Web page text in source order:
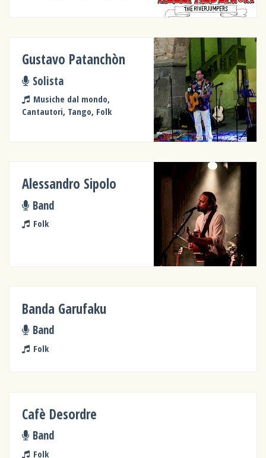
Gustavo Patanchòn
Solista
Musiche dal mondo,
Cantautori, Tango, Folk
Alessandro Sipolo
Band
Folk
Banda Garufaku
Band
Folk
Cafè Desordre
Band
Folk